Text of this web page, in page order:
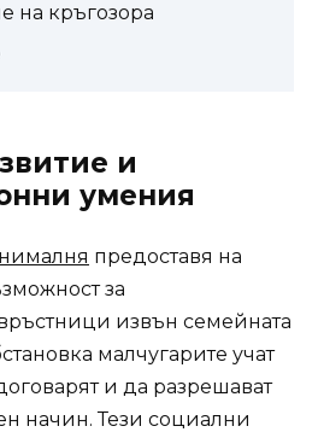
на кръгозора
и
умения
предоставя на
за
извън семейната
малчугарите учат
и да разрешават
начин. Тези социални